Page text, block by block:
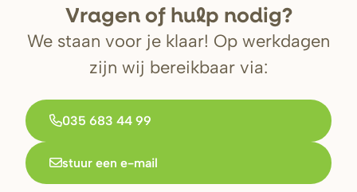
Vragen of hulp nodig?
We staan voor je klaar! Op werkdagen
zijn wij bereikbaar via:
035 683 44 99
stuur een e-mail